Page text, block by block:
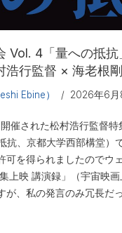
Vol. 4「量への抵抗
行監督 × 海老根剛
Ebine） 2026年6月
催された松村浩行監督特
抗、京都大学西部構堂）
可を得られましたのでウ
上映 講演録」（宇宙映
が、私の発言のみ冗長だ